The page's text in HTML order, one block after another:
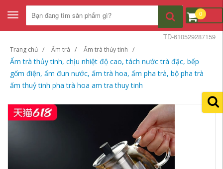
Toggle
navigation
0
Trang chủ Ấm trà Ấm trà thủy tinh
Ấm trà thủy tinh, chịu nhiệt độ cao, tách nước trà đặc, bếp
gốm điện, ấm đun nước, ấm trà hoa, ấm pha trà, bộ pha trà
ấm thuỷ tinh pha trà hoa am tra thuy tinh
TD-610529287159